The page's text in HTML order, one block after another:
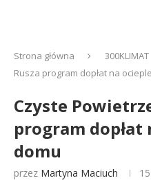
Strona główna 300KLIMAT
Rusza program dopłat na
Czyste
program dopłat
domu
przez Martyna Maciuch